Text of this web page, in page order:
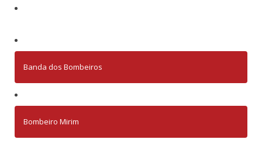
Banda dos Bombeiros
Bombeiro Mirim